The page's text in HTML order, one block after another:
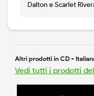
Dalton e Scarlet
Altri prodotti in CD -
Vedi tutti i prodotti